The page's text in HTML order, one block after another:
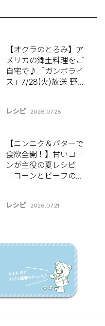
【オクラのとろみ】ア
メリカの郷土料理をご
自宅で♪「ガンボライ
ス」7/28(火)放送 野股
レシピ 2026.07.28
【ニンニク＆バターで
食欲全開！】甘いコー
ンが主役の夏レシピ
「コーンとビーフのガ
先生のレシピ
レシピ 2026.07.21